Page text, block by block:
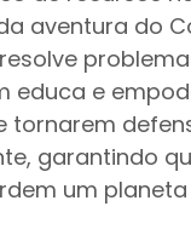
aventura do
educa e
tornarem
garantindo
um